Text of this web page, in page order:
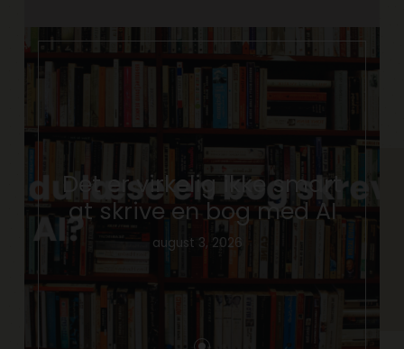
Det er virkelig ikke smart
at skrive en bog med AI
august 3, 2026